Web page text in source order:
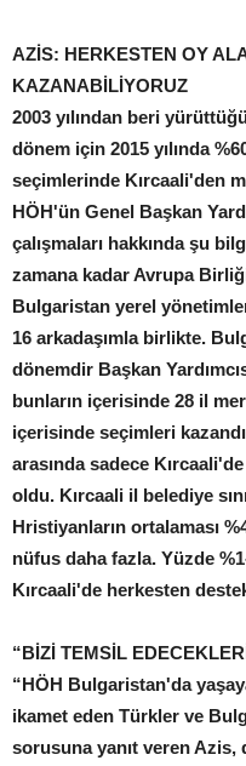
AZİS: HERKESTEN OY
KAZANABİLİYORUZ
2003 yılından beri
dönem için 2015 yılında
seçimlerinde Kırcaali'den
HÖH'ün Genel Başkan
çalışmaları hakkında şu
zamana kadar Avrupa
Bulgaristan yerel
16 arkadaşımla birlikte.
dönemdir Başkan
bunların içerisinde 28 il
içerisinde seçimleri
arasında sadece
oldu. Kırcaali il belediye
Hristiyanların ortalaması
nüfus daha fazla. Yüzde
Kırcaali'de herkesten
“BİZİ TEMSİL
“HÖH Bulgaristan'da
ikamet eden Türkler ve
sorusuna yanıt veren